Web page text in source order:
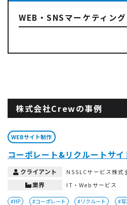
WEB・SNSマーケティン
株式会社Crewの事例
WEBサイト制作
コーポレート&リクルートサイ
クライアント NSSLCサービス株式
業界 IT・Webサービス
#HP #コーポレート #リクルート #写